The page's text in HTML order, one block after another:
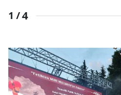
1 /4